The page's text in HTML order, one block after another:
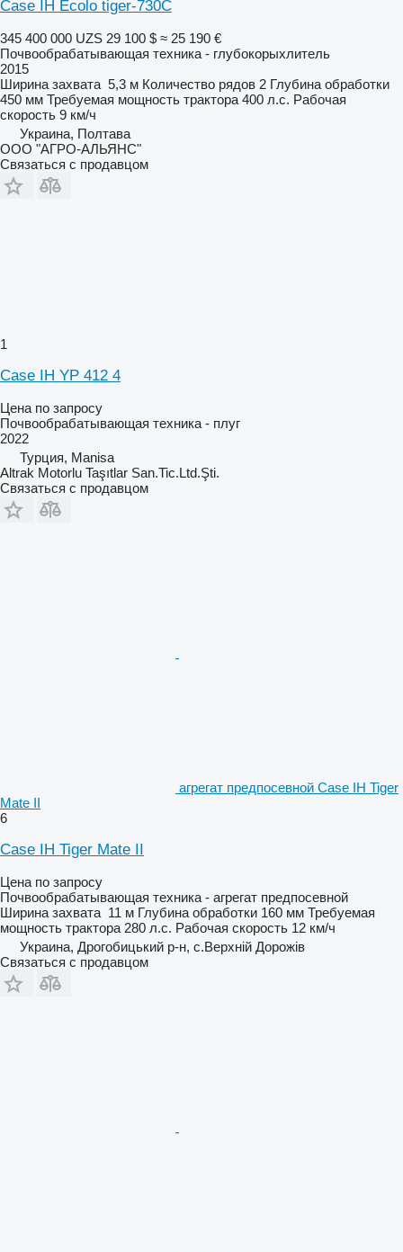
Case IH Ecolo tiger-730C
345 400 000 UZS 29 100 $ ≈ 25 190 €
Почвообрабатывающая техника - глубокорыхлитель
2015
Ширина захвата 5,3 м Количество рядов 2 Глубина обработки
450 мм Требуемая мощность трактора 400 л.с. Рабочая
скорость 9 км/ч
Украина, Полтава
ООО "АГРО-АЛЬЯНС"
Связаться с продавцом
1
Case IH YP 412 4
Цена по запросу
Почвообрабатывающая техника - плуг
2022
Турция, Manisa
Altrak Motorlu Taşıtlar San.Tic.Ltd.Şti.
Связаться с продавцом
агрегат предпосевной Case IH Tiger
Mate II
6
Case IH Tiger Mate II
Цена по запросу
Почвообрабатывающая техника - агрегат предпосевной
Ширина захвата 11 м Глубина обработки 160 мм Требуемая
мощность трактора 280 л.с. Рабочая скорость 12 км/ч
Украина, Дрогобицький р-н, с.Верхній Дорожів
Связаться с продавцом